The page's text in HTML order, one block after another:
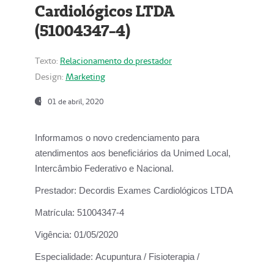
Cardiológicos LTDA
(51004347-4)
Texto: Relacionamento do prestador
Design: Marketing
01 de abril, 2020
Informamos o novo credenciamento para
atendimentos aos beneficiários da Unimed Local,
Intercâmbio Federativo e Nacional.
Prestador: Decordis Exames Cardiológicos LTDA
Matrícula: 51004347-4
Vigência: 01/05/2020
Especialidade: Acupuntura / Fisioterapia /